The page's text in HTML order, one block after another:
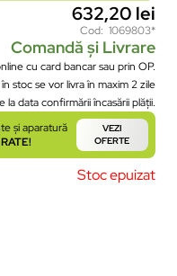
632,20 lei
Cod: 1069803*
Comandă și Livrare
cu card bancar sau prin OP.
stoc se vor livra în maxim 2 zile
la data confirmării încasării plății.
și aparatură
RATE!
VEZI
OFERTE
Stoc epuizat